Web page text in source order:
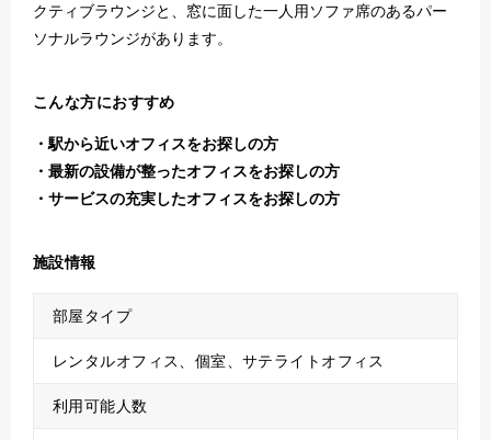
クティブラウンジと、窓に面した一人用ソファ席のあるパー
ソナルラウンジがあります。
こんな方におすすめ
駅から近いオフィスをお探しの方
最新の設備が整ったオフィスをお探しの方
サービスの充実したオフィスをお探しの方
施設情報
部屋タイプ
レンタルオフィス、個室、サテライトオフィス
利用可能人数